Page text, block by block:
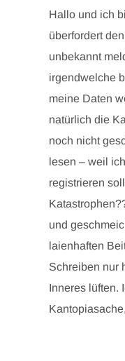
Hallo und ich
überfordert
unbekannt
irgendwelche
meine Daten
natürlich die
noch nicht
lesen – weil
registrieren
und
laienhaften
Schreiben nur
Inneres lüften.